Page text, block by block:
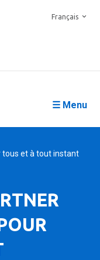
Français
☰ Menu
tous et à tout instant